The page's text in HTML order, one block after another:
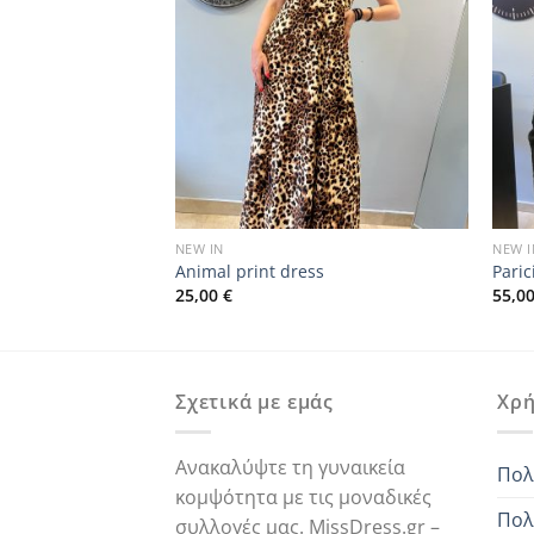
NEW IN
Animal print dress
25,00 €
NEW
Σχετικά με εμάς
Ανακαλύψτε τη γυναικεία
κομψότητα με τις μοναδικές
συλλογές μας. MissDress.gr –